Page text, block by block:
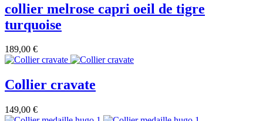
collier melrose capri oeil de tigre
turquoise
189,00 €
Collier cravate
149,00 €